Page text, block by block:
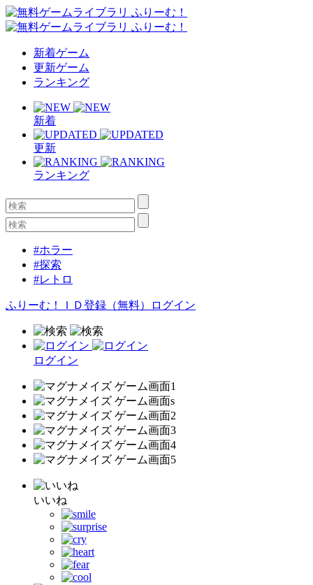
新着ゲーム
更新ゲーム
ランキング
新着
更新
ランキング
#ホラー
#探索
#レトロ
ふりーむ！ＩＤ登録（無料） ログイン
ログイン
いいね